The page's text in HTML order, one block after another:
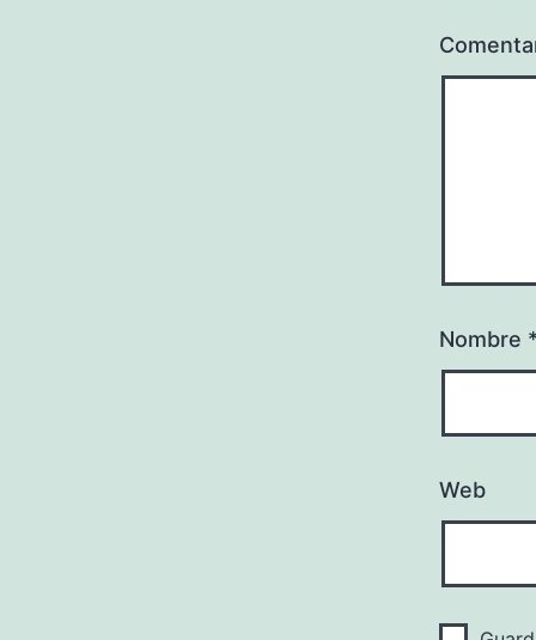
Nombre
Web